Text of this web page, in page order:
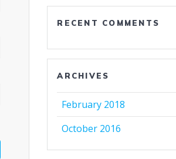
RECENT COMMENTS
ARCHIVES
February 2018
October 2016